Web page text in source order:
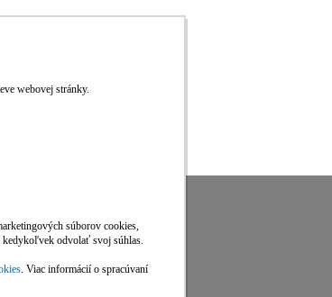
Viac informácií